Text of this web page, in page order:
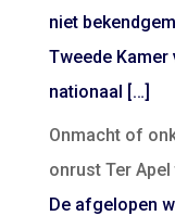
niet
Tweede
nationaal […]
Onmacht of
onrust Ter
De afgelopen